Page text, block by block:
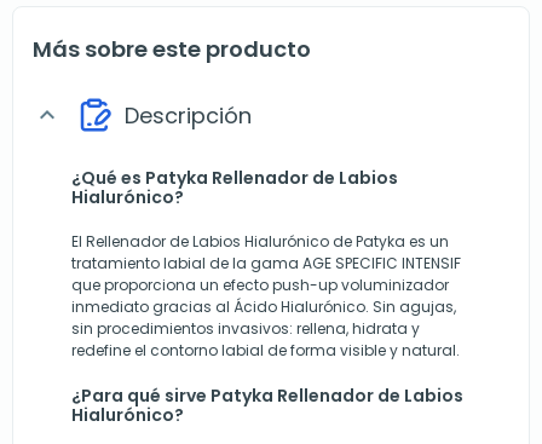
Más sobre este producto
expand_more Descripción
¿Qué es Patyka Rellenador de Labios
Hialurónico?
El Rellenador de Labios Hialurónico de Patyka es un
tratamiento labial de la gama AGE SPECIFIC INTENSIF
que proporciona un efecto push-up voluminizador
inmediato gracias al Ácido Hialurónico. Sin agujas,
sin procedimientos invasivos: rellena, hidrata y
redefine el contorno labial de forma visible y natural.
¿Para qué sirve Patyka Rellenador de Labios
Hialurónico?